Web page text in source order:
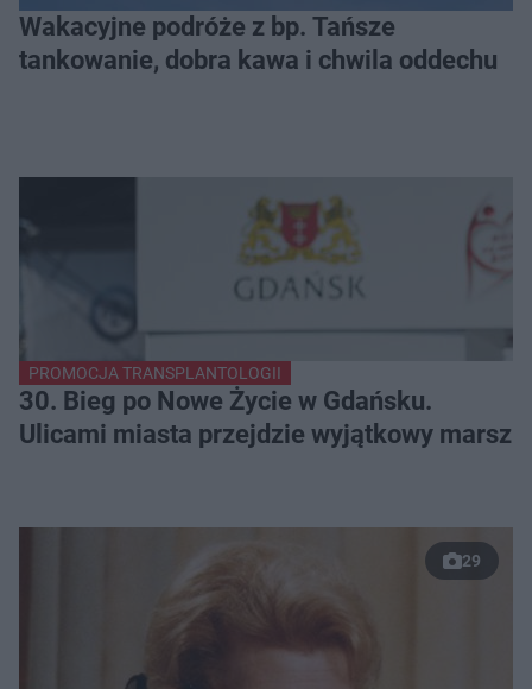
Wakacyjne podróże z bp. Tańsze
tankowanie, dobra kawa i chwila oddechu
PROMOCJA TRANSPLANTOLOGII
30. Bieg po Nowe Życie w Gdańsku.
Ulicami miasta przejdzie wyjątkowy marsz
29